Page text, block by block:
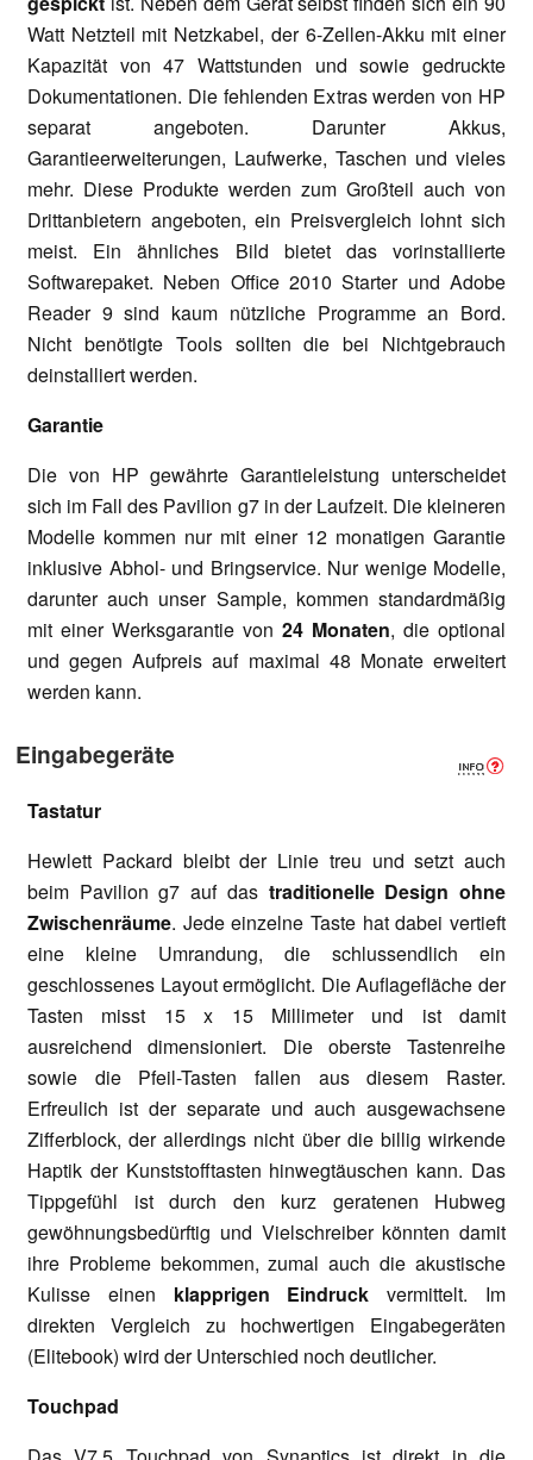
Watt Netzteil mit Netzkabel, der 6-Zellen-Akku mit einer
Kapazität von 47 Wattstunden und sowie gedruckte
Dokumentationen. Die fehlenden Extras werden von HP
separat angeboten. Darunter Akkus,
Garantieerweiterungen, Laufwerke, Taschen und vieles
mehr. Diese Produkte werden zum Großteil auch von
Drittanbietern angeboten, ein Preisvergleich lohnt sich
meist. Ein ähnliches Bild bietet das vorinstallierte
Softwarepaket. Neben Office 2010 Starter und Adobe
Reader 9 sind kaum nützliche Programme an Bord.
Nicht benötigte Tools sollten die bei Nichtgebrauch
deinstalliert werden.
Garantie
Die von HP gewährte Garantieleistung unterscheidet
sich im Fall des Pavilion g7 in der Laufzeit. Die kleineren
Modelle kommen nur mit einer 12 monatigen Garantie
inklusive Abhol- und Bringservice. Nur wenige Modelle,
darunter auch unser Sample, kommen standardmäßig
mit einer Werksgarantie von 24 Monaten, die optional
und gegen Aufpreis auf maximal 48 Monate erweitert
werden kann.
Eingabegeräte
Tastatur
Hewlett Packard bleibt der Linie treu und setzt auch
beim Pavilion g7 auf das traditionelle Design ohne
Zwischenräume. Jede einzelne Taste hat dabei vertieft
eine kleine Umrandung, die schlussendlich ein
geschlossenes Layout ermöglicht. Die Auflagefläche der
Tasten misst 15 x 15 Millimeter und ist damit
ausreichend dimensioniert. Die oberste Tastenreihe
sowie die Pfeil-Tasten fallen aus diesem Raster.
Erfreulich ist der separate und auch ausgewachsene
Zifferblock, der allerdings nicht über die billig wirkende
Haptik der Kunststofftasten hinwegtäuschen kann. Das
Tippgefühl ist durch den kurz geratenen Hubweg
gewöhnungsbedürftig und Vielschreiber könnten damit
ihre Probleme bekommen, zumal auch die akustische
Kulisse einen klapprigen Eindruckvermittelt. Im
direkten Vergleich zu hochwertigen Eingabegeräten
(Elitebook) wird der Unterschied noch deutlicher.
Touchpad